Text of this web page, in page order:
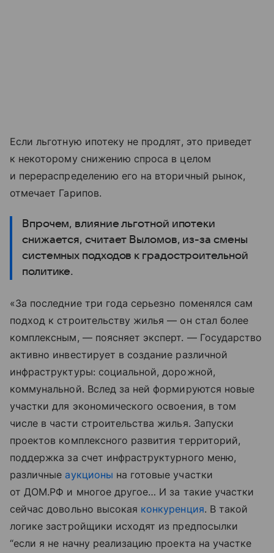
Если льготную ипотеку не продлят, это приведет
к некоторому снижению спроса в целом
и перераспределению его на вторичный рынок,
отмечает Гарипов.
Впрочем, влияние льготной ипотеки
снижается, считает Выломов, из-за смены
системных подходов к градостроительной
политике.
«За последние три года серьезно поменялся сам
подход к строительству жилья — он стал более
комплексным, — поясняет эксперт. — Государство
активно инвестирует в создание различной
инфраструктуры: социальной, дорожной,
коммунальной. Вслед за ней формируются новые
участки для экономического освоения, в том
числе в части строительства жилья. Запуски
проектов комплексного развития территорий,
поддержка за счет инфраструктурного меню,
различныеаукционы на готовые участки
от ДОМ.РФ и многое другое… И за такие участки
сейчас довольно высокая конкуренция. В такой
логике застройщики исходят из предпосылки
“если я не начну реализацию проекта на участке